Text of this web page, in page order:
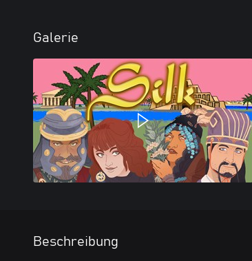
Galerie
Beschreibung